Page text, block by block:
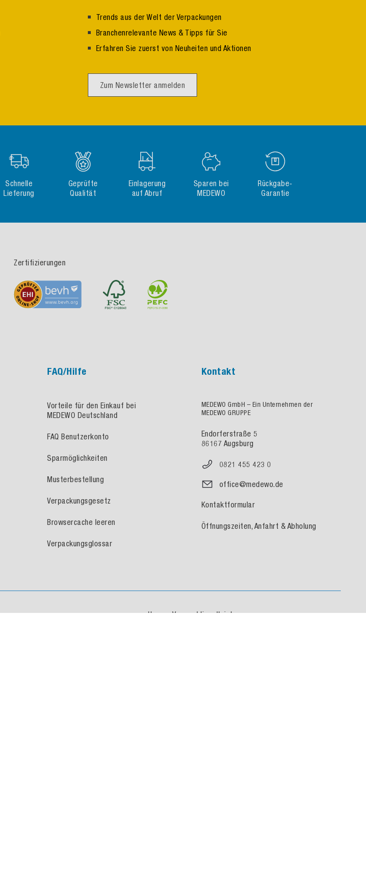
Trends aus der Welt der Verpackungen
Branchenrelevante News & Tipps für Sie
Erfahren Sie zuerst von Neuheiten und Aktionen
Zum Newsletter anmelden
Schnelle
Lieferung
Geprüfte
Qualität
Einlagerung
auf Abruf
Sparen bei
MEDEWO
Rückgabe-
Garantie
Zertifizierungen
FAQ/Hilfe
Vorteile für den Einkauf bei
MEDEWO Deutschland
FAQ Benutzerkonto
Sparmöglichkeiten
Musterbestellung
Verpackungsgesetz
Browsercache leeren
Verpackungsglossar
Kontakt
MEDEWO GmbH – Ein Unternehmen der
MEDEWO GRUPPE
Endorferstraße 5
86167 Augsburg
0821 455 423 0
office@medewo.de
Kontaktformular
Öffnungszeiten, Anfahrt & Abholung
Unsere Versanddienstleister